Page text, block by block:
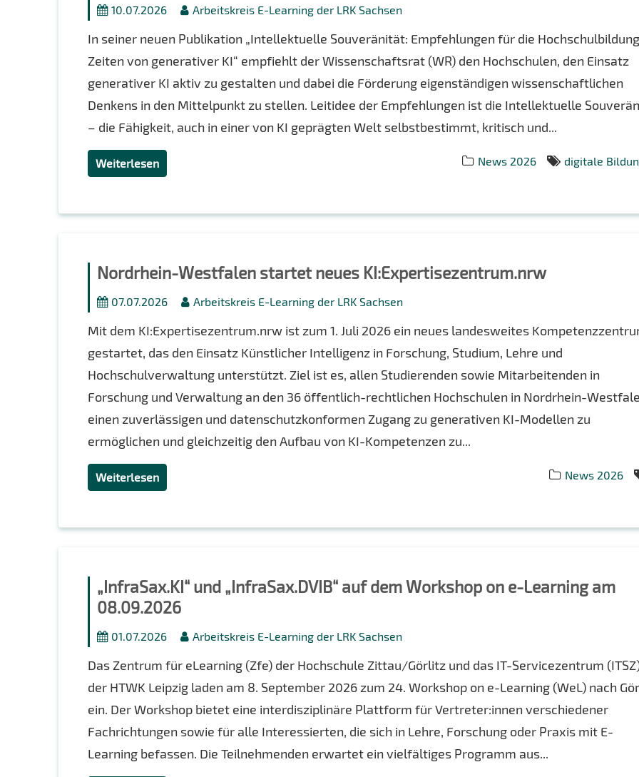
10.07.2026 Arbeitskreis E-Learning der LRK Sachsen
In seiner neuen Publikation „Intellektuelle Souveränität: Empfehlungen für die
Zeiten von generativer KI“ empfiehlt der Wissenschaftsrat (WR) den Hochschulen, den Einsatz
generativer KI aktiv zu gestalten und dabei die Förderung eigenständigen wissenschaftlichen
Denkens in den Mittelpunkt zu stellen. Leitidee der Empfehlungen ist die Intellektuelle
– die Fähigkeit, auch in einer von KI geprägten Welt selbstbestimmt, kritisch und...
News 2026 digitale
Weiterlesen
Nordrhein-Westfalen startet neues KI:Expertisezentrum.nrw
07.07.2026 Arbeitskreis E-Learning der LRK Sachsen
Mit dem KI:Expertisezentrum.nrw ist zum 1. Juli 2026 ein neues landesweites
gestartet, das den Einsatz Künstlicher Intelligenz in Forschung, Studium, Lehre und
Hochschulverwaltung unterstützt. Ziel ist es, allen Studierenden sowie Mitarbeitenden in
Forschung und Verwaltung an den 36 öffentlich-rechtlichen Hochschulen in Nordrhein-
einen zuverlässigen und datenschutzkonformen Zugang zu generativen KI-Modellen zu
ermöglichen und gleichzeitig den Aufbau von KI-Kompetenzen zu...
News 2026
Weiterlesen
„InfraSax.KI“ und „InfraSax.DVIB“ auf dem Workshop on e-Learning am
08.09.2026
01.07.2026 Arbeitskreis E-Learning der LRK Sachsen
Das Zentrum für eLearning (Zfe) der Hochschule Zittau/Görlitz und das IT-Servicezentrum
der HTWK Leipzig laden am 8. September 2026 zum 24. Workshop on e-Learning (WeL) nach
ein. Der Workshop bietet eine interdisziplinäre Plattform für Vertreter:innen verschiedener
Fachrichtungen sowie für alle Interessierten, die sich in Lehre, Forschung oder Praxis mit E-
Learning befassen. Die Teilnehmenden erwartet ein vielfältiges Programm aus...